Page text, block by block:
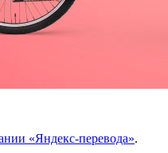
«Яндекс-перевода».